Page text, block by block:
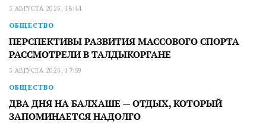
5 АВГУСТА 2026, 18:44
ОБЩЕСТВО
ПЕРСПЕКТИВЫ РАЗВИТИЯ МАССОВОГО СПОРТА
РАССМОТРЕЛИ В ТАЛДЫКОРГАНЕ
5 АВГУСТА 2026, 17:59
ОБЩЕСТВО
ДВА ДНЯ НА БАЛХАШЕ — ОТДЫХ, КОТОРЫЙ
ЗАПОМИНАЕТСЯ НАДОЛГО